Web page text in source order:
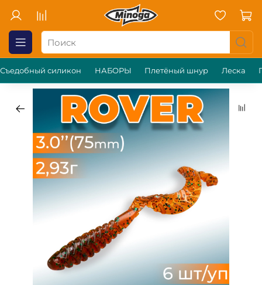
Съедобный силикон НАБОРЫ Плетёный шнур Леска